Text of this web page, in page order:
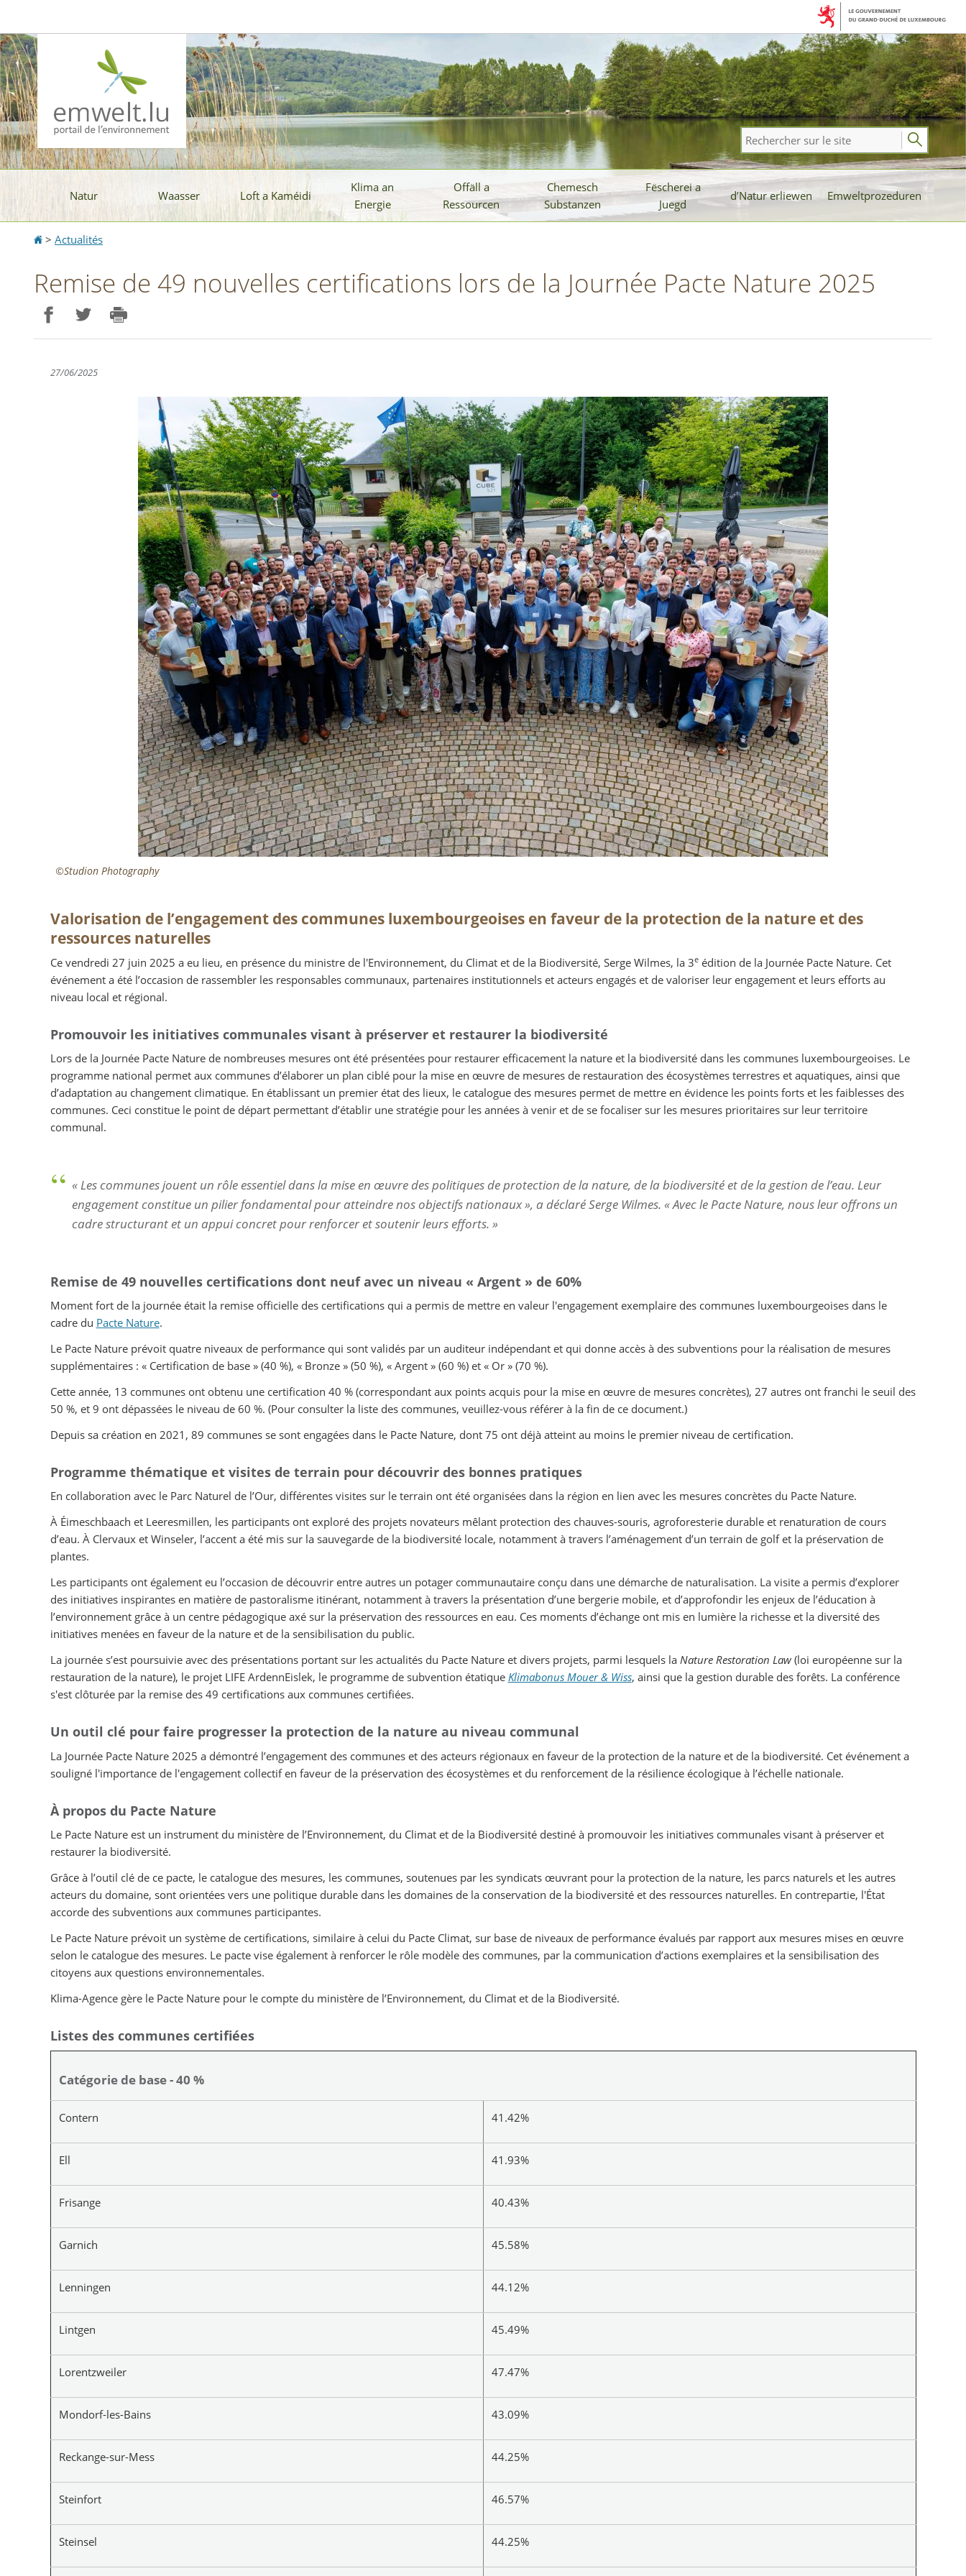
la
navigation
contenu
Natur Waasser Loft a Kaméidi
Klima an
Energie
Offäll a
Ressourcen
Chemesch
Substanzen
Fëscherei a
Juegd
d’Natur erliewen Emweltprozeduren
Rechercher
sur
le
site
Accueil
> Actualités
Remise de 49 nouvelles certifications lors de la Journée Pacte Nature 2025
27/06/2025
©Studion Photography
Valorisation de l’engagement des communes luxembourgeoises en faveur de la protection de la nature et des
ressources naturelles
Ce vendredi 27 juin 2025 a eu lieu, en présence du ministre de l'Environnement, du Climat et de la Biodiversité, Serge Wilmes, la 3eédition de la Journée Pacte Nature. Cet
événement a été l’occasion de rassembler les responsables communaux, partenaires institutionnels et acteurs engagés et de valoriser leur engagement et leurs efforts au
niveau local et régional.
Promouvoir les initiatives communales visant à préserver et restaurer la biodiversité
Lors de la Journée Pacte Nature de nombreuses mesures ont été présentées pour restaurer efficacement la nature et la biodiversité dans les communes luxembourgeoises. Le
programme national permet aux communes d’élaborer un plan ciblé pour la mise en œuvre de mesures de restauration des écosystèmes terrestres et aquatiques, ainsi que
d’adaptation au changement climatique. En établissant un premier état des lieux, le catalogue des mesures permet de mettre en évidence les points forts et les faiblesses des
communes. Ceci constitue le point de départ permettant d’établir une stratégie pour les années à venir et de se focaliser sur les mesures prioritaires sur leur territoire
communal.
« Les communes jouent un rôle essentiel dans la mise en œuvre des politiques de protection de la nature, de la biodiversité et de la gestion de l’eau. Leur
engagement constitue un pilier fondamental pour atteindre nos objectifs nationaux », a déclaré Serge Wilmes. « Avec le Pacte Nature, nous leur offrons un
cadre structurant et un appui concret pour renforcer et soutenir leurs efforts. »
Remise de 49 nouvelles certifications dont neuf avec un niveau « Argent » de 60%
Moment fort de la journée était la remise officielle des certifications qui a permis de mettre en valeur l'engagement exemplaire des communes luxembourgeoises dans le
cadre du Pacte Nature.
Le Pacte Nature prévoit quatre niveaux de performance qui sont validés par un auditeur indépendant et qui donne accès à des subventions pour la réalisation de mesures
supplémentaires : « Certification de base » (40 %), « Bronze » (50 %), « Argent » (60 %) et « Or » (70 %).
Cette année, 13 communes ont obtenu une certification 40 % (correspondant aux points acquis pour la mise en œuvre de mesures concrètes), 27 autres ont franchi le seuil des
50 %, et 9 ont dépassées le niveau de 60 %. (Pour consulter la liste des communes, veuillez-vous référer à la fin de ce document.)
Depuis sa création en 2021, 89 communes se sont engagées dans le Pacte Nature, dont 75 ont déjà atteint au moins le premier niveau de certification.
Programme thématique et visites de terrain pour découvrir des bonnes pratiques
En collaboration avec le Parc Naturel de l’Our, différentes visites sur le terrain ont été organisées dans la région en lien avec les mesures concrètes du Pacte Nature.
À Éimeschbaach et Leeresmillen, les participants ont exploré des projets novateurs mêlant protection des chauves-souris, agroforesterie durable et renaturation de cours
d’eau. À Clervaux et Winseler, l’accent a été mis sur la sauvegarde de la biodiversité locale, notamment à travers l’aménagement d’un terrain de golf et la préservation de
plantes.
Les participants ont également eu l’occasion de découvrir entre autres un potager communautaire conçu dans une démarche de naturalisation. La visite a permis d’explorer
des initiatives inspirantes en matière de pastoralisme itinérant, notamment à travers la présentation d’une bergerie mobile, et d’approfondir les enjeux de l’éducation à
l’environnement grâce à un centre pédagogique axé sur la préservation des ressources en eau. Ces moments d’échange ont mis en lumière la richesse et la diversité des
initiatives menées en faveur de la nature et de la sensibilisation du public.
La journée s’est poursuivie avec des présentations portant sur les actualités du Pacte Nature et divers projets, parmi lesquels la Nature Restoration Law(loi européenne sur la
restauration de la nature), le projet LIFE ArdennEislek, le programme de subvention étatique Klimabonus Mouer & Wiss, ainsi que la gestion durable des forêts. La conférence
s'est clôturée par la remise des 49 certifications aux communes certifiées.
Un outil clé pour faire progresser la protection de la nature au niveau communal
La Journée Pacte Nature 2025 a démontré l’engagement des communes et des acteurs régionaux en faveur de la protection de la nature et de la biodiversité. Cet événement a
souligné l'importance de l'engagement collectif en faveur de la préservation des écosystèmes et du renforcement de la résilience écologique à l’échelle nationale.
À propos du Pacte Nature
Le Pacte Nature est un instrument du ministère de l’Environnement, du Climat et de la Biodiversité destiné à promouvoir les initiatives communales visant à préserver et
restaurer la biodiversité.
Grâce à l’outil clé de ce pacte, le catalogue des mesures, les communes, soutenues par les syndicats œuvrant pour la protection de la nature, les parcs naturels et les autres
acteurs du domaine, sont orientées vers une politique durable dans les domaines de la conservation de la biodiversité et des ressources naturelles. En contrepartie, l'État
accorde des subventions aux communes participantes.
Le Pacte Nature prévoit un système de certifications, similaire à celui du Pacte Climat, sur base de niveaux de performance évalués par rapport aux mesures mises en œuvre
selon le catalogue des mesures. Le pacte vise également à renforcer le rôle modèle des communes, par la communication d’actions exemplaires et la sensibilisation des
citoyens aux questions environnementales.
Klima-Agence gère le Pacte Nature pour le compte du ministère de l’Environnement, du Climat et de la Biodiversité.
Listes des communes certifiées
Catégorie de base - 40 %
Contern 41.42%
Ell 41.93%
Frisange 40.43%
Garnich 45.58%
Lenningen 44.12%
Lintgen 45.49%
Lorentzweiler 47.47%
Mondorf-les-Bains 43.09%
Reckange-sur-Mess 44.25%
Steinfort 46.57%
Steinsel 44.25%